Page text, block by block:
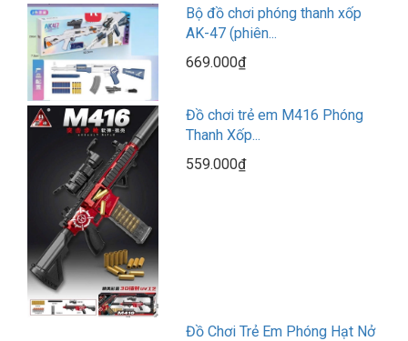
Bộ đồ chơi phóng thanh xốp
AK-47 (phiên...
669.000₫
Đồ chơi trẻ em M416 Phóng
Thanh Xốp...
559.000₫
Đồ Chơi Trẻ Em Phóng Hạt Nở